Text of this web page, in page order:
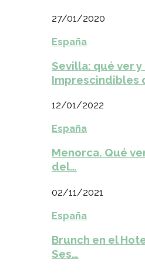
27/01/2020
España
Sevilla: qué ver y
Imprescindibles
12/01/2022
España
Menorca. Qué
del…
02/11/2021
España
Brunch en el
Ses…